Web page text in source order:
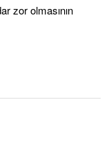
zor olmasının